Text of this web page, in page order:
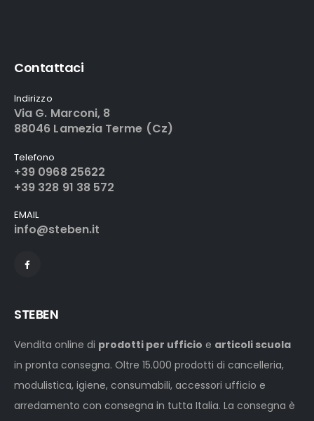
Contattaci
Indirizzo
Via G. Marconi, 8
88046 Lamezia Terme (Cz)
Telefono
+39 0968 25622
+39 328 91 38 572
EMAIL
info@steben.it
STEBEN
Vendita online di prodotti per ufficio e articoli scuola
in pronta consegna. Oltre 15.000 prodotti di cancelleria,
modulistica, igiene, consumabili, accessori ufficio e
arredamento con consegna in tutta Italia. La consegna è